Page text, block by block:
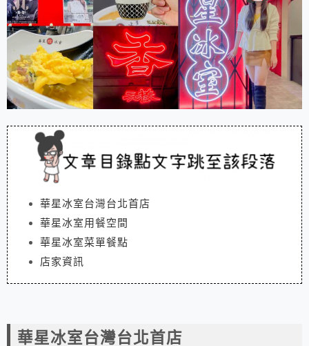
華星冰室台灣台北首店
華星冰室用餐空間
華星冰室菜單餐點
店家資訊
華星冰室台灣台北首店